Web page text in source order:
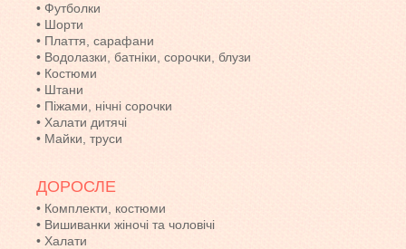
• Футболки
• Шорти
• Плаття, сарафани
• Водолазки, батніки, сорочки, блузи
• Костюми
• Штани
• Піжами, нічні сорочки
• Халати дитячі
• Майки, труси
ДОРОСЛЕ
• Комплекти, костюми
• Вишиванки жіночі та чоловічі
• Халати